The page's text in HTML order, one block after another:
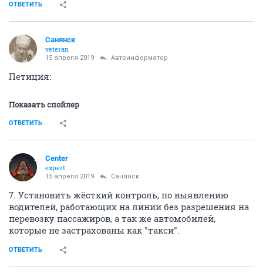
ОТВЕТИТЬ
Санянск
veteran
15 апреля 2019 Автоинформатор
Петиция:
Показать спойлер
ОТВЕТИТЬ
Center
expert
15 апреля 2019 Санянск
7. Установить жёсткий контроль, по выявлению
водителей, работающих на линии без разрешения на
перевозку пассажиров, а так же автомобилей,
которые не застрахованы как "такси".
ОТВЕТИТЬ